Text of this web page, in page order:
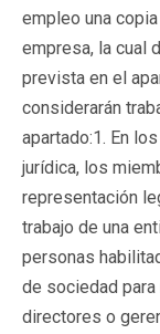
empleo una
empresa, la cual
prevista en el
considerarán
apartado:1. En
jurídica, los
representación
trabajo de una
personas
de sociedad
directores o